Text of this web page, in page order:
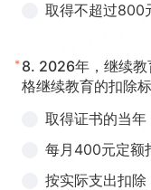
取得不超过800
* 8. 2026年，继续教
格继续教育的扣除
取得证书的当
每月400元定额
按实际支出扣